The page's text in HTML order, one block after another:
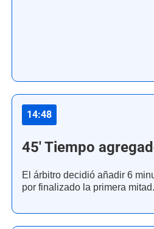
14:48
45' Tiempo
El árbitro decidió añadir 6
por finalizado la primera mitad.